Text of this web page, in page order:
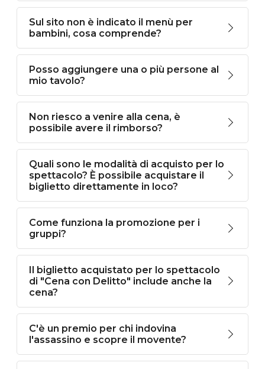
Sul sito non è indicato il menù per
bambini, cosa comprende?
Posso aggiungere una o più persone al
mio tavolo?
Non riesco a venire alla cena, è
possibile avere il rimborso?
Quali sono le modalità di acquisto per lo
spettacolo? È possibile acquistare il
biglietto direttamente in loco?
Come funziona la promozione per i
gruppi?
Il biglietto acquistato per lo spettacolo
di "Cena con Delitto" include anche la
cena?
C'è un premio per chi indovina
l'assassino e scopre il movente?